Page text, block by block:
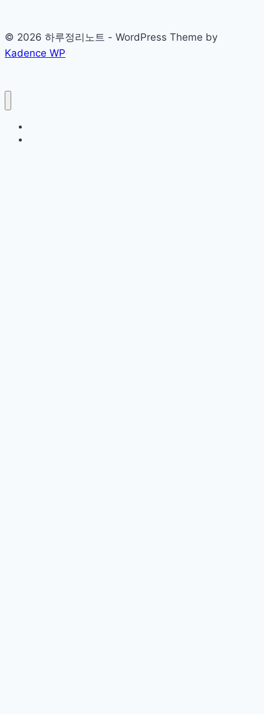
© 2026 하루정리노트 - WordPress Theme by
Kadence WP